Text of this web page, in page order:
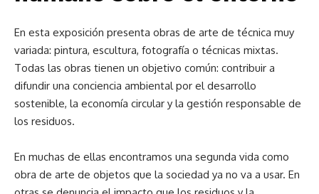
En esta exposición presenta obras de arte de técnica muy
variada: pintura, escultura, fotografía o técnicas mixtas.
Todas las obras tienen un objetivo común: contribuir a
difundir una conciencia ambiental por el desarrollo
sostenible, la economía circular y la gestión responsable de
los residuos.
En muchas de ellas encontramos una segunda vida como
obra de arte de objetos que la sociedad ya no va a usar. En